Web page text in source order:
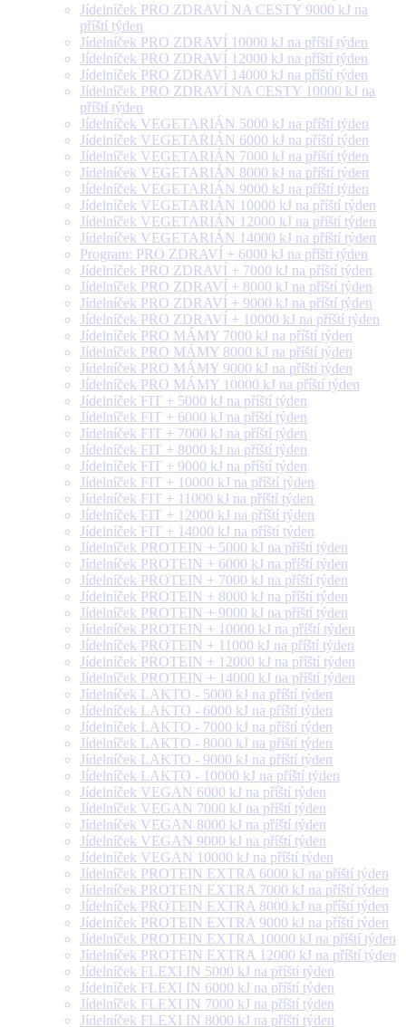
Jídelníček PRO ZDRAVÍ NA CESTY 9000 kJ na
příští týden
Jídelníček PRO ZDRAVÍ 10000 kJ na příští týden
Jídelníček PRO ZDRAVÍ 12000 kJ na příští týden
Jídelníček PRO ZDRAVÍ 14000 kJ na příští týden
Jídelníček PRO ZDRAVÍ NA CESTY 10000 kJ na
příští týden
Jídelníček VEGETARIÁN 5000 kJ na příští týden
Jídelníček VEGETARIÁN 6000 kJ na příští týden
Jídelníček VEGETARIÁN 7000 kJ na příští týden
Jídelníček VEGETARIÁN 8000 kJ na příští týden
Jídelníček VEGETARIÁN 9000 kJ na příští týden
Jídelníček VEGETARIÁN 10000 kJ na příští týden
Jídelníček VEGETARIÁN 12000 kJ na příští týden
Jídelníček VEGETARIÁN 14000 kJ na příští týden
Program: PRO ZDRAVÍ + 6000 kJ na příští týden
Jídelníček PRO ZDRAVÍ + 7000 kJ na příští týden
Jídelníček PRO ZDRAVÍ + 8000 kJ na příští týden
Jídelníček PRO ZDRAVÍ + 9000 kJ na příští týden
Jídelníček PRO ZDRAVÍ + 10000 kJ na příští týden
Jídelníček PRO MÁMY 7000 kJ na příští týden
Jídelníček PRO MÁMY 8000 kJ na příští týden
Jídelníček PRO MÁMY 9000 kJ na příští týden
Jídelníček PRO MÁMY 10000 kJ na příští týden
Jídelníček FIT + 5000 kJ na příští týden
Jídelníček FIT + 6000 kJ na příští týden
Jídelníček FIT + 7000 kJ na příští týden
Jídelníček FIT + 8000 kJ na příští týden
Jídelníček FIT + 9000 kJ na příští týden
Jídelníček FIT + 10000 kJ na příští týden
Jídelníček FIT + 11000 kJ na příští týden
Jídelníček FIT + 12000 kJ na příští týden
Jídelníček FIT + 14000 kJ na příští týden
Jídelníček PROTEIN + 5000 kJ na příští týden
Jídelníček PROTEIN + 6000 kJ na příští týden
Jídelníček PROTEIN + 7000 kJ na příští týden
Jídelníček PROTEIN + 8000 kJ na příští týden
Jídelníček PROTEIN + 9000 kJ na příští týden
Jídelníček PROTEIN + 10000 kJ na příští týden
Jídelníček PROTEIN + 11000 kJ na příští týden
Jídelníček PROTEIN + 12000 kJ na příští týden
Jídelníček PROTEIN + 14000 kJ na příští týden
Jídelníček LAKTO - 5000 kJ na příští týden
Jídelníček LAKTO - 6000 kJ na příští týden
Jídelníček LAKTO - 7000 kJ na příští týden
Jídelníček LAKTO - 8000 kJ na příští týden
Jídelníček LAKTO - 9000 kJ na příští týden
Jídelníček LAKTO - 10000 kJ na příští týden
Jídelníček VEGAN 6000 kJ na příští týden
Jídelníček VEGAN 7000 kJ na příští týden
Jídelníček VEGAN 8000 kJ na příští týden
Jídelníček VEGAN 9000 kJ na příští týden
Jídelníček VEGAN 10000 kJ na příští týden
Jídelníček PROTEIN EXTRA 6000 kJ na příští týden
Jídelníček PROTEIN EXTRA 7000 kJ na příští týden
Jídelníček PROTEIN EXTRA 8000 kJ na příští týden
Jídelníček PROTEIN EXTRA 9000 kJ na příští týden
Jídelníček PROTEIN EXTRA 10000 kJ na příští týden
Jídelníček PROTEIN EXTRA 12000 kJ na příští týden
Jídelníček FLEXI IN 5000 kJ na příští týden
Jídelníček FLEXI IN 6000 kJ na příští týden
Jídelníček FLEXI IN 7000 kJ na příští týden
Jídelníček FLEXI IN 8000 kJ na příští týden